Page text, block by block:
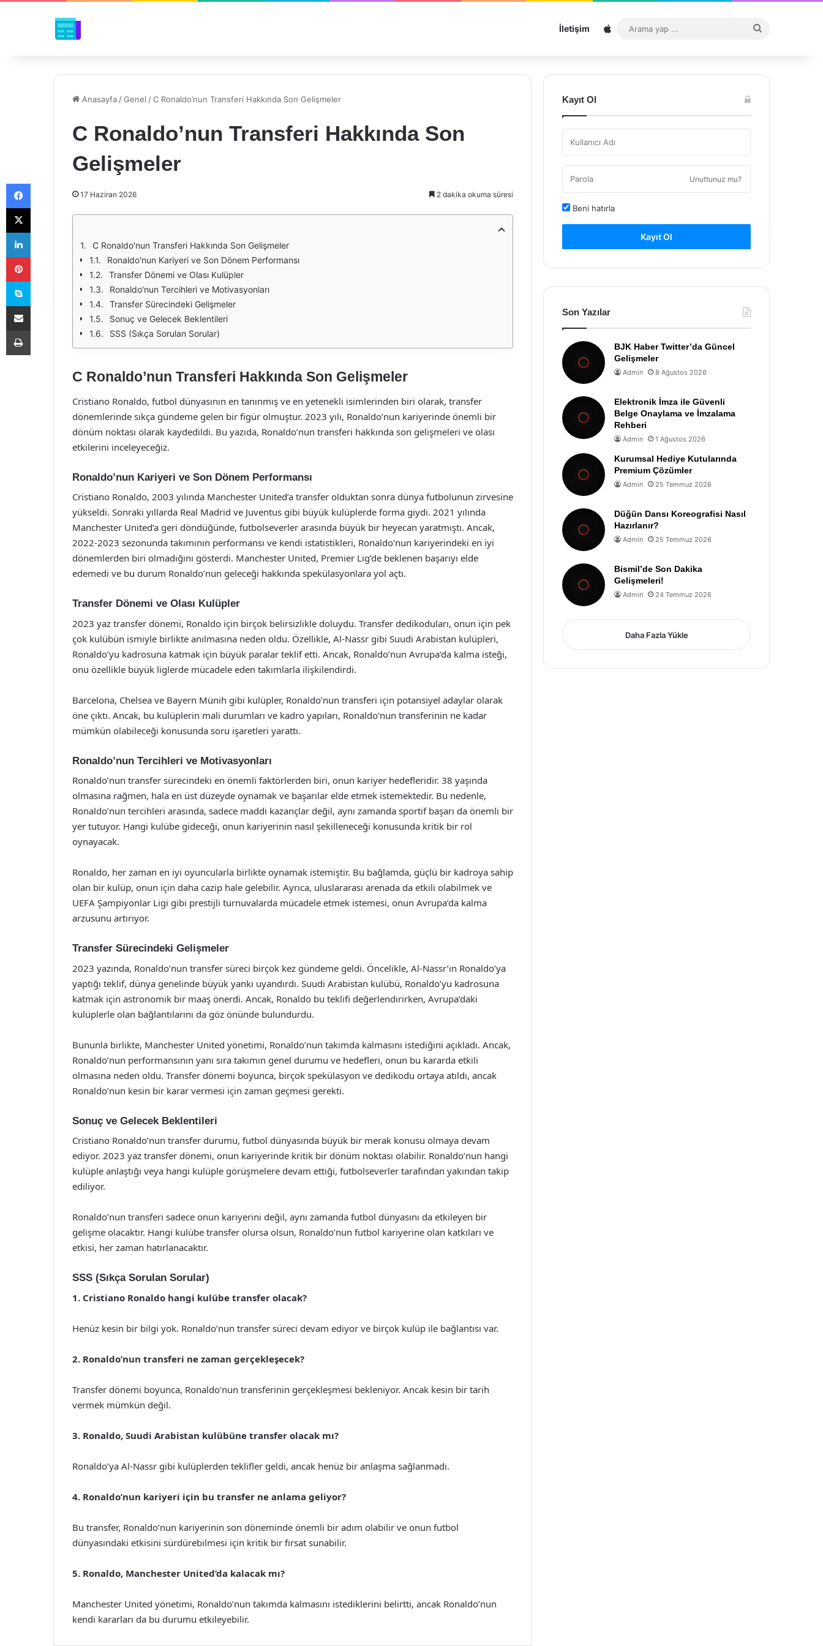
İletişim Sitemap
...
Anasayfa /Genel /C Ronaldo’nun Transferi Hakkında Son Gelişmeler
C Ronaldo’nun Transferi Hakkında Son
Gelişmeler
17 Haziran 2026 2 dakika okuma süresi
C Ronaldo'nun Transferi Hakkında Son Gelişmeler
Ronaldo'nun Kariyeri ve Son Dönem Performansı
Transfer Dönemi ve Olası Kulüpler
Ronaldo'nun Tercihleri ve Motivasyonları
Transfer Sürecindeki Gelişmeler
Sonuç ve Gelecek Beklentileri
SSS (Sıkça Sorulan Sorular)
C Ronaldo’nun Transferi Hakkında Son Gelişmeler
Cristiano Ronaldo, futbol dünyasının en tanınmış ve en yetenekli isimlerinden biri olarak, transfer
dönemlerinde sıkça gündeme gelen bir figür olmuştur. 2023 yılı, Ronaldo’nun kariyerinde önemli bir
dönüm noktası olarak kaydedildi. Bu yazıda, Ronaldo’nun transferi hakkında son gelişmeleri ve olası
etkilerini inceleyeceğiz.
Ronaldo’nun Kariyeri ve Son Dönem Performansı
Cristiano Ronaldo, 2003 yılında Manchester United’a transfer olduktan sonra dünya futbolunun zirvesine
yükseldi. Sonraki yıllarda Real Madrid ve Juventus gibi büyük kulüplerde forma giydi. 2021 yılında
Manchester United’a geri döndüğünde, futbolseverler arasında büyük bir heyecan yaratmıştı. Ancak,
2022-2023 sezonunda takımının performansı ve kendi istatistikleri, Ronaldo’nun kariyerindeki en iyi
dönemlerden biri olmadığını gösterdi. Manchester United, Premier Lig’de beklenen başarıyı elde
edemedi ve bu durum Ronaldo’nun geleceği hakkında spekülasyonlara yol açtı.
Transfer Dönemi ve Olası Kulüpler
2023 yaz transfer dönemi, Ronaldo için birçok belirsizlikle doluydu. Transfer dedikoduları, onun için pek
çok kulübün ismiyle birlikte anılmasına neden oldu. Özellikle, Al-Nassr gibi Suudi Arabistan kulüpleri,
Ronaldo’yu kadrosuna katmak için büyük paralar teklif etti. Ancak, Ronaldo’nun Avrupa’da kalma isteği,
onu özellikle büyük liglerde mücadele eden takımlarla ilişkilendirdi.
Barcelona, Chelsea ve Bayern Münih gibi kulüpler, Ronaldo’nun transferi için potansiyel adaylar olarak
öne çıktı. Ancak, bu kulüplerin mali durumları ve kadro yapıları, Ronaldo’nun transferinin ne kadar
mümkün olabileceği konusunda soru işaretleri yarattı.
Ronaldo’nun Tercihleri ve Motivasyonları
Ronaldo’nun transfer sürecindeki en önemli faktörlerden biri, onun kariyer hedefleridir. 38 yaşında
olmasına rağmen, hala en üst düzeyde oynamak ve başarılar elde etmek istemektedir. Bu nedenle,
Ronaldo’nun tercihleri arasında, sadece maddi kazançlar değil, aynı zamanda sportif başarı da önemli bir
yer tutuyor. Hangi kulübe gideceği, onun kariyerinin nasıl şekilleneceği konusunda kritik bir rol
oynayacak.
Ronaldo, her zaman en iyi oyuncularla birlikte oynamak istemiştir. Bu bağlamda, güçlü bir kadroya sahip
olan bir kulüp, onun için daha cazip hale gelebilir. Ayrıca, uluslararası arenada da etkili olabilmek ve
UEFA Şampiyonlar Ligi gibi prestijli turnuvalarda mücadele etmek istemesi, onun Avrupa’da kalma
arzusunu artırıyor.
Transfer Sürecindeki Gelişmeler
2023 yazında, Ronaldo’nun transfer süreci birçok kez gündeme geldi. Öncelikle, Al-Nassr’ın Ronaldo’ya
yaptığı teklif, dünya genelinde büyük yankı uyandırdı. Suudi Arabistan kulübü, Ronaldo’yu kadrosuna
katmak için astronomik bir maaş önerdi. Ancak, Ronaldo bu teklifi değerlendirirken, Avrupa’daki
kulüplerle olan bağlantılarını da göz önünde bulundurdu.
Bununla birlikte, Manchester United yönetimi, Ronaldo’nun takımda kalmasını istediğini açıkladı. Ancak,
Ronaldo’nun performansının yanı sıra takımın genel durumu ve hedefleri, onun bu kararda etkili
olmasına neden oldu. Transfer dönemi boyunca, birçok spekülasyon ve dedikodu ortaya atıldı, ancak
Ronaldo’nun kesin bir karar vermesi için zaman geçmesi gerekti.
Sonuç ve Gelecek Beklentileri
Cristiano Ronaldo’nun transfer durumu, futbol dünyasında büyük bir merak konusu olmaya devam
ediyor. 2023 yaz transfer dönemi, onun kariyerinde kritik bir dönüm noktası olabilir. Ronaldo’nun hangi
kulüple anlaştığı veya hangi kulüple görüşmelere devam ettiği, futbolseverler tarafından yakından takip
ediliyor.
Ronaldo’nun transferi sadece onun kariyerini değil, aynı zamanda futbol dünyasını da etkileyen bir
gelişme olacaktır. Hangi kulübe transfer olursa olsun, Ronaldo’nun futbol kariyerine olan katkıları ve
etkisi, her zaman hatırlanacaktır.
SSS (Sıkça Sorulan Sorular)
1. Cristiano Ronaldo hangi kulübe transfer olacak?
Henüz kesin bir bilgi yok. Ronaldo’nun transfer süreci devam ediyor ve birçok kulüp ile bağlantısı var.
2. Ronaldo’nun transferi ne zaman gerçekleşecek?
Transfer dönemi boyunca, Ronaldo’nun transferinin gerçekleşmesi bekleniyor. Ancak kesin bir tarih
vermek mümkün değil.
3. Ronaldo, Suudi Arabistan kulübüne transfer olacak mı?
Ronaldo’ya Al-Nassr gibi kulüplerden teklifler geldi, ancak henüz bir anlaşma sağlanmadı.
4. Ronaldo’nun kariyeri için bu transfer ne anlama geliyor?
Bu transfer, Ronaldo’nun kariyerinin son döneminde önemli bir adım olabilir ve onun futbol
dünyasındaki etkisini sürdürebilmesi için kritik bir fırsat sunabilir.
5. Ronaldo, Manchester United’da kalacak mı?
Manchester United yönetimi, Ronaldo’nun takımda kalmasını istediklerini belirtti, ancak Ronaldo’nun
kendi kararları da bu durumu etkileyebilir.
Kayıt Ol
Unuttunuz mu?
Beni hatırla
Kayıt Ol
Son Yazılar
BJK Haber Twitter’da Güncel
Gelişmeler
Admin 8 Ağustos 2026
Elektronik İmza ile Güvenli
Belge Onaylama ve İmzalama
Rehberi
Admin 1 Ağustos 2026
Kurumsal Hediye Kutularında
Premium Çözümler
Admin 25 Temmuz 2026
Düğün Dansı Koreografisi Nasıl
Hazırlanır?
Admin 25 Temmuz 2026
Bismil’de Son Dakika
Gelişmeleri!
Admin 24 Temmuz 2026
Daha Fazla Yükle
Facebook
X
LinkedIn
Pinterest
Skype
E-Posta ile paylaş